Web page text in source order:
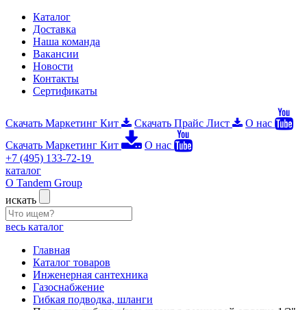
Каталог
Доставка
Наша команда
Вакансии
Новости
Контакты
Сертификаты
Скачать Маркетинг Кит Скачать Прайс Лист
О нас
Скачать Маркетинг Кит
О нас
+7 (495) 133-72-19
каталог
О Tandem Group
искать
весь каталог
Главная
Каталог товаров
Инженерная сантехника
Газоснабжение
Гибкая подводка, шланги